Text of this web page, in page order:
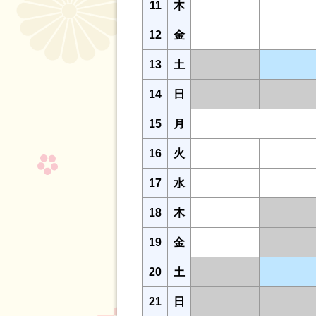
11 木
12 金
13 土
14 日
15 月
16 火
17 水
18 木
19 金
20 土
21 日